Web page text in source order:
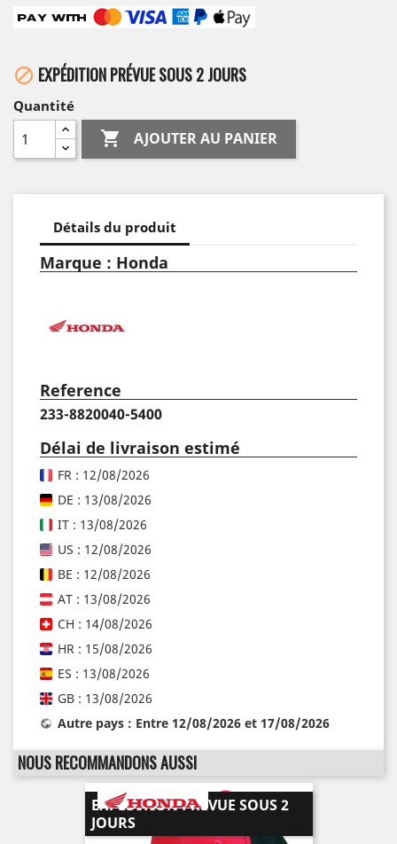
 EXPÉDITION PRÉVUE SOUS 2 JOURS
Quantité
 AJOUTER AU PANIER
Détails du produit
Marque : Honda
Reference
233-8820040-5400
Délai de livraison estimé
FR : 12/08/2026
DE : 13/08/2026
IT : 13/08/2026
US : 12/08/2026
BE : 12/08/2026
AT : 13/08/2026
CH : 14/08/2026
HR : 15/08/2026
ES : 13/08/2026
GB : 13/08/2026
Autre pays : Entre 12/08/2026 et 17/08/2026
NOUS RECOMMANDONS AUSSI
EXPÉDITION PRÉVUE SOUS 2
JOURS